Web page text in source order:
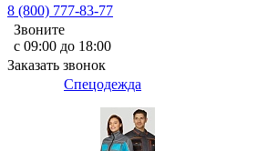
8 (800) 777-83-77
Звоните
с 09:00 до 18:00
Заказать звонок
Спецодежда